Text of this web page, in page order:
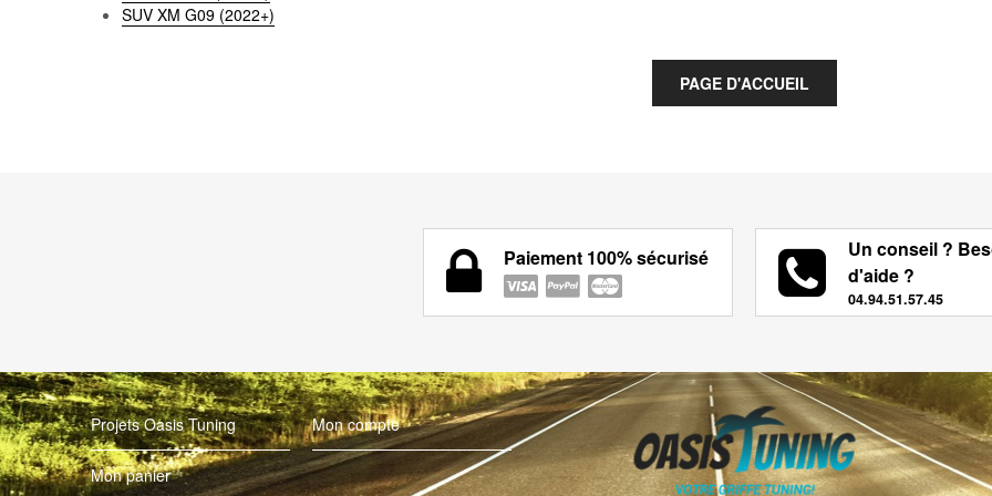
SUV XM G09 (2022+)
Paiement 100% sécurisé
Un conseil ?
d'aide ?
04.94.51.57.45
Projets Oasis Tuning Mon compte
Mon panier